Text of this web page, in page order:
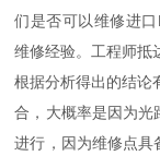
们是否可以维修进
维修经验。工程师抵
根据分析得出的结论
合，大概率是因为光
进行，因为维修点具